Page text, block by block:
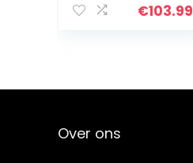
€103.99
Over ons